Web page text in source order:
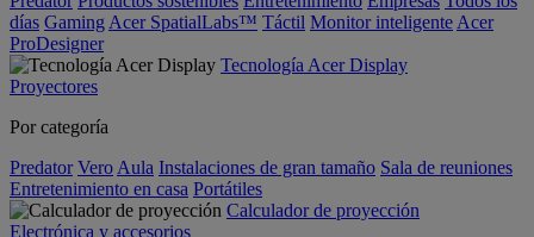
días Gaming Acer SpatialLabs™ Táctil Monitor inteligente Acer
ProDesigner
Tecnología Acer Display
Proyectores
Por categoría
Predator Vero Aula Instalaciones de gran tamaño Sala de reuniones
Entretenimiento en casa Portátiles
Calculador de proyección
Electrónica y accesorios